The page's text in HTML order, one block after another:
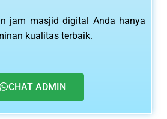
jam masjid digital Anda hanya
kualitas terbaik.
CHAT ADMIN